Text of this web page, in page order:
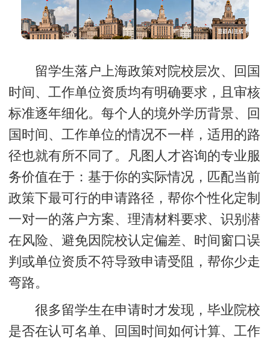
留学生落户上海政策对院校层次、回国
时间、工作单位资质均有明确要求，且审核
标准逐年细化。每个人的境外学历背景、回
国时间、工作单位的情况不一样，适用的路
径也就有所不同了。凡图人才咨询的专业服
务价值在于：基于你的实际情况，匹配当前
政策下最可行的申请路径，帮你个性化定制
一对一的落户方案、理清材料要求、识别潜
在风险、避免因院校认定偏差、时间窗口误
判或单位资质不符导致申请受阻，帮你少走
弯路。
很多留学生在申请时才发现，毕业院校
是否在认可名单、回国时间如何计算、工作